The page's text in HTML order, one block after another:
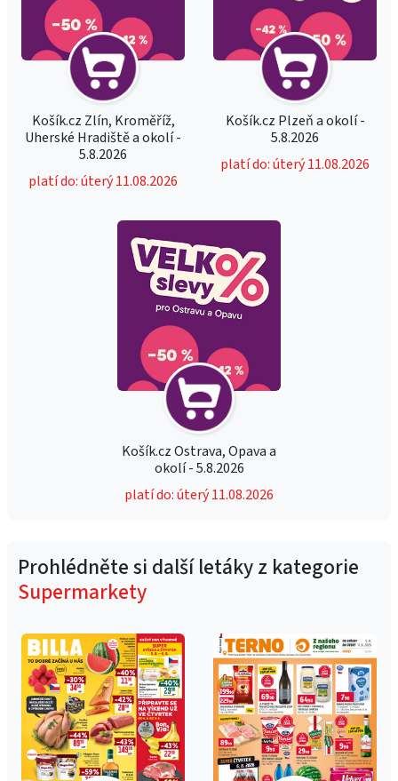
Košík.cz Zlín, Kroměříž,
Uherské Hradiště a okolí -
5.8.2026
platí do: úterý 11.08.2026
Košík.cz Plzeň a okolí -
5.8.2026
platí do: úterý 11.08.2026
Košík.cz Ostrava, Opava a
okolí - 5.8.2026
platí do: úterý 11.08.2026
Prohlédněte si další letáky z kategorie
Supermarkety